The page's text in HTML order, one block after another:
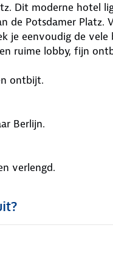
Dit moderne hotel
Potsdamer Platz.
je eenvoudig de
ruime lobby, fijn
ontbijt.
Berlijn.
verlengd.